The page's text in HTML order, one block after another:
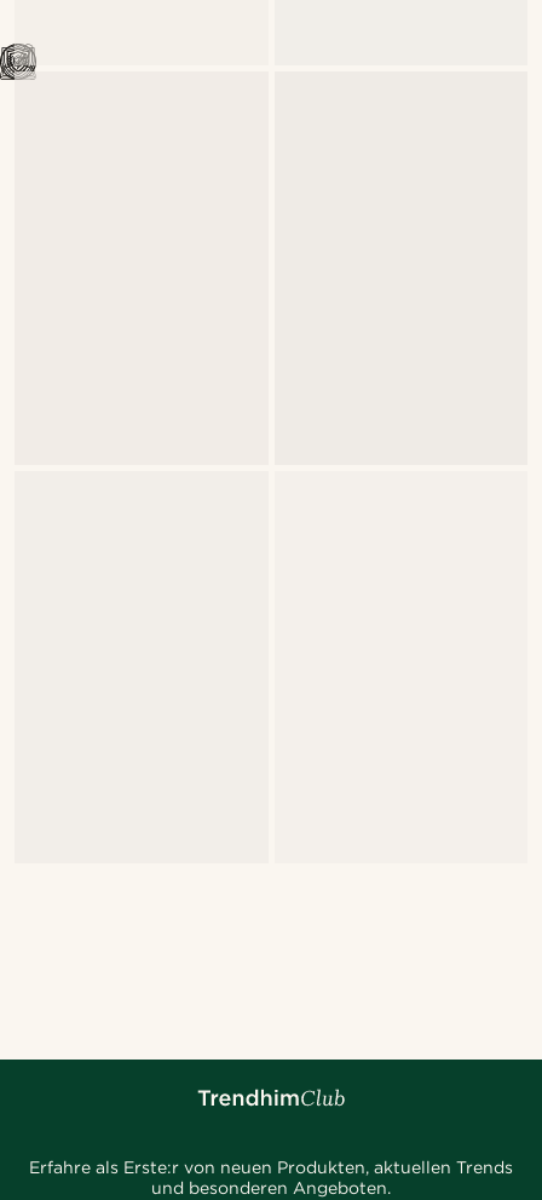
Erfahre als Erste:r von neuen Produkten, aktuellen Trends
und besonderen Angeboten.